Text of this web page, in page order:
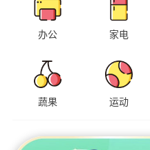
办公 家电
蔬果 运动